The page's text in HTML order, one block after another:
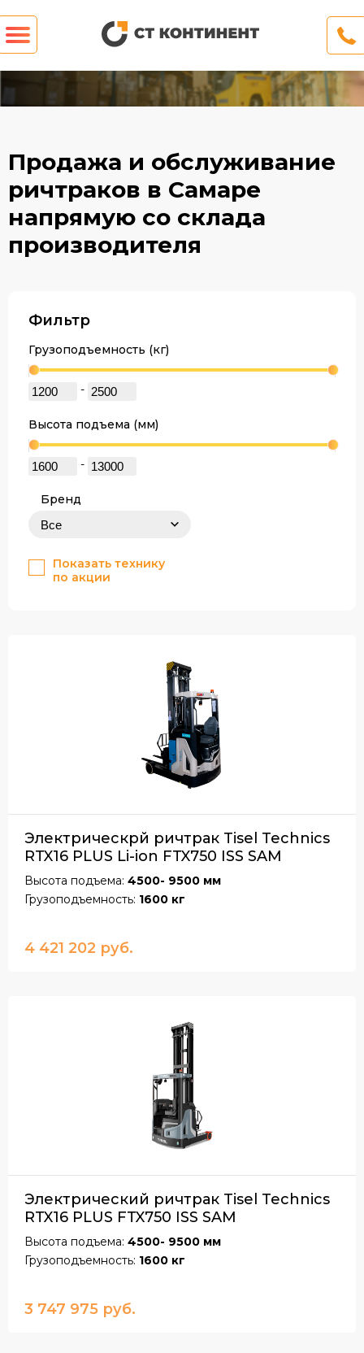
Продажа и обслуживание
ричтраков в Самаре
напрямую со склада
производителя
Фильтр
Грузоподъемность (кг)
-
Высота подъема (мм)
-
Бренд
Показать технику
по акции
Электрическрй ричтрак Tisel Technics
RTX16 PLUS Li-ion FTX750 ISS SAM
Высота подъема: 4500- 9500 мм
Грузоподъемность: 1600 кг
4 421 202 руб.
Электрический ричтрак Tisel Technics
RTX16 PLUS FTX750 ISS SAM
Высота подъема: 4500- 9500 мм
Грузоподъемность: 1600 кг
3 747 975 руб.